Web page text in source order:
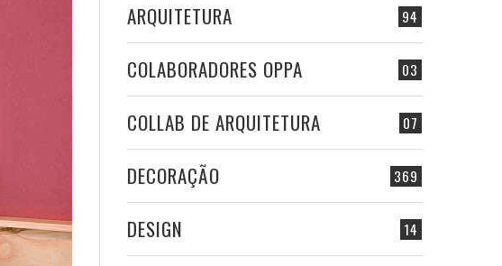
94
ARQUITETURA
03
COLABORADORES OPPA
07
COLLAB DE ARQUITETURA
369
DECORAÇÃO
14
DESIGN